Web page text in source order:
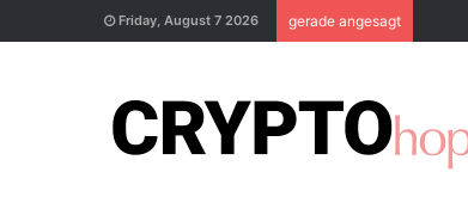
Friday, August 7 2026 gerade angesagt